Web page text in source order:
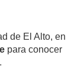
de El Alto, en
para conocer